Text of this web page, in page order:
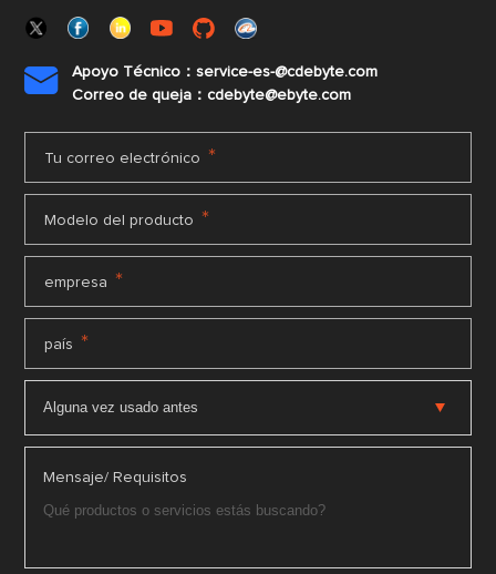

Apoyo Técnico：service-es-@cdebyte.com
Correo de queja：cdebyte@ebyte.com
Tu correo electrónico *
Modelo del producto *
empresa *
país *
Mensaje/ Requisitos